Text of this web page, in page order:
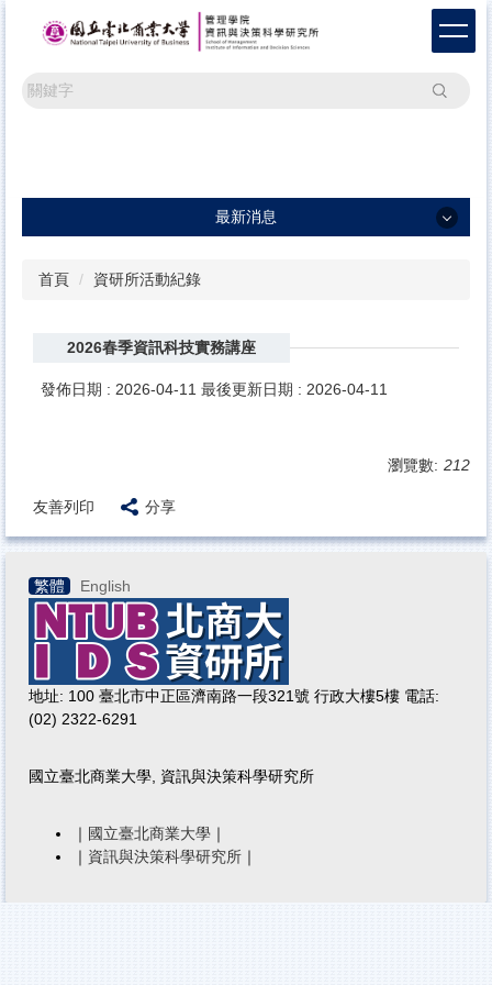
搜尋
最新消息
學術活動
研討會訊息及論文徵稿
首頁 資研所活動紀錄
2026春季資訊科技實務講座
發佈日期 : 2026-04-11 最後更新日期 : 2026-04-11
瀏覽數: 212
友善列印 分享
繁體 English
地址: 100 臺北市中正區濟南路一段321號 行政大樓5樓 電話:
(02) 2322-6291
國立臺北商業大學, 資訊與決策科學研究所
｜ 國立臺北商業大學 ｜
｜ 資訊與決策科學研究所 ｜